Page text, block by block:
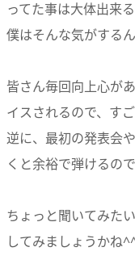
ってた事は大体出来
僕はそんな気がする
皆さん毎回向上心が
イスされるので、す
逆に、最初の発表会
くと余裕で弾けるの
ちょっと聞いてみた
してみましょうかね